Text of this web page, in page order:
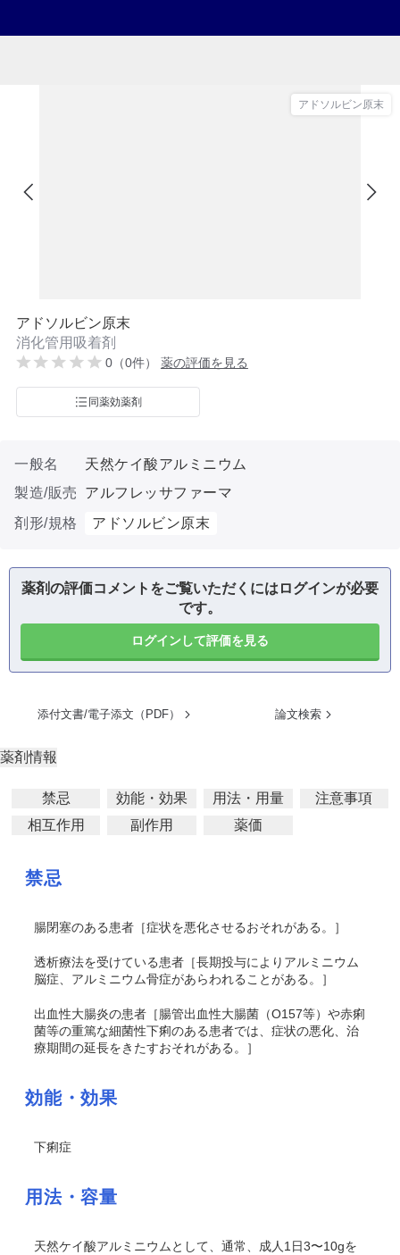
アドソルビン原末
アドソルビン原末
消化管用吸着剤
0（0件） 薬の評価を見る
同薬効薬剤
一般名
天然ケイ酸アルミニウム
製造/販売
アルフレッサファーマ
剤形/規格
アドソルビン原末
薬剤の評価コメントをご覧いただくにはログインが必要
です。
ログインして評価を見る
添付文書/電子添文（PDF） 論文検索
薬剤情報
禁忌 効能・効果 用法・用量
注意事項
相互作用
副作用 薬価
禁忌
腸閉塞のある患者［症状を悪化させるおそれがある。］
透析療法を受けている患者［長期投与によりアルミニウム
脳症、アルミニウム骨症があらわれることがある。］
出血性大腸炎の患者［腸管出血性大腸菌（O157等）や赤痢
菌等の重篤な細菌性下痢のある患者では、症状の悪化、治
療期間の延長をきたすおそれがある。］
効能・効果
下痢症
用法・容量
天然ケイ酸アルミニウムとして、通常、成人1日3〜10gを